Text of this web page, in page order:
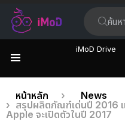
iMoD Drive
เรื่อง
ล่าสุด
คุณอยู่ที่นี่:
หน้าหลัก
News
สรุปผลิตภัณฑ์เด่นปี 2016
Apple จะเปิดตัวในปี 2017